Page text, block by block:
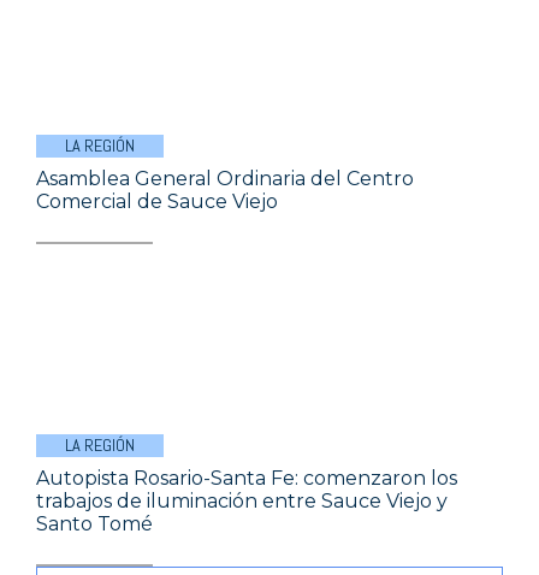
LA REGIÓN
Asamblea General Ordinaria del Centro
Comercial de Sauce Viejo
LA REGIÓN
Autopista Rosario-Santa Fe: comenzaron los
trabajos de iluminación entre Sauce Viejo y
Santo Tomé